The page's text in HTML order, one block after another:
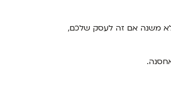
ולא משנה אם זה לעסק שלכם,